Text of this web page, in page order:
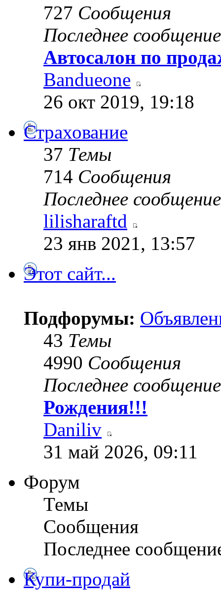
727 Сообщения
Последнее сообщение
Автосалон по
Bandueone
26 окт 2019, 19:18
Страхование
37 Темы
714 Сообщения
Последнее сообщение
lilisharaftd
23 янв 2021, 13:57
Этот сайт...
Подфорумы:
43 Темы
4990 Сообщения
Последнее сообщение
Рождения!!!
Daniliv
31 май 2026, 09:11
Форум
Темы
Сообщения
Последнее
Купи-продай